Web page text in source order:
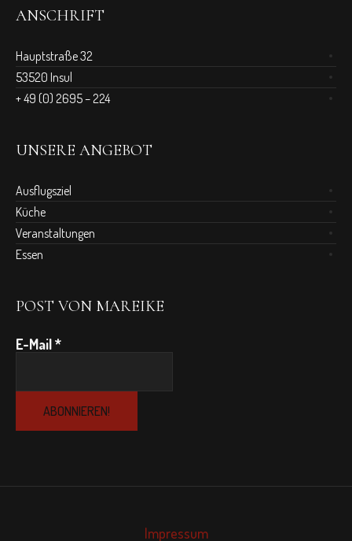
ANSCHRIFT
Hauptstraße 32
53520 Insul
+ 49 (0) 2695 – 224
UNSERE ANGEBOT
Ausflugsziel
Küche
Veranstaltungen
Essen
POST VON MAREIKE
E-Mail*
Impressum